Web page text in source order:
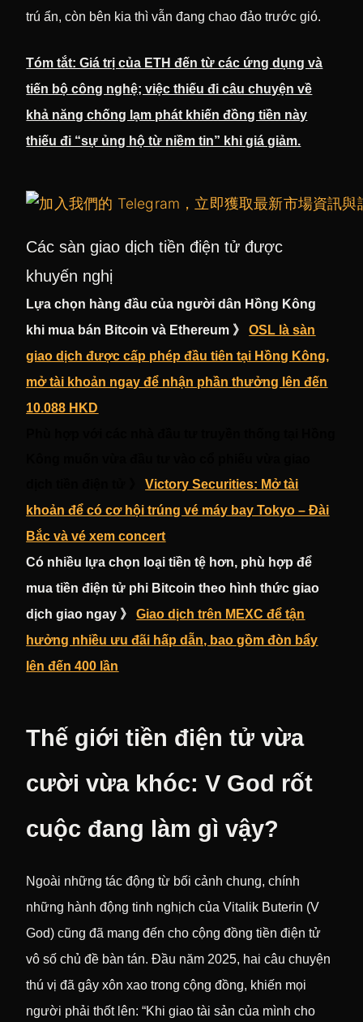
trú ẩn, còn bên kia thì vẫn đang chao đảo trước gió.
Tóm tắt: Giá trị của ETH đến từ các ứng dụng và
tiến bộ công nghệ; việc thiếu đi câu chuyện về
khả năng chống lạm phát khiến đồng tiền này
thiếu đi “sự ủng hộ từ niềm tin” khi giá giảm.
Các sàn giao dịch tiền điện tử được
khuyến nghị
Lựa chọn hàng đầu của người dân Hồng Kông
khi mua bán Bitcoin và Ethereum 》OSL là sàn
giao dịch được cấp phép đầu tiên tại Hồng Kông,
mở tài khoản ngay để nhận phần thưởng lên đến
10.088 HKD
dịch tiền điện tử 》Victory Securities: Mở tài
khoản để có cơ hội trúng vé máy bay Tokyo – Đài
Bắc và vé xem concert
Có nhiều lựa chọn loại tiền tệ hơn, phù hợp để
mua tiền điện tử phi Bitcoin theo hình thức giao
dịch giao ngay 》Giao dịch trên MEXC để tận
hưởng nhiều ưu đãi hấp dẫn, bao gồm đòn bẩy
lên đến 400 lần
Thế giới tiền điện tử vừa
cười vừa khóc: V God rốt
cuộc đang làm gì vậy?
Ngoài những tác động từ bối cảnh chung, chính
những hành động tinh nghịch của Vitalik Buterin (V
God) cũng đã mang đến cho cộng đồng tiền điện tử
vô số chủ đề bàn tán. Đầu năm 2025, hai câu chuyện
thú vị đã gây xôn xao trong cộng đồng, khiến mọi
người phải thốt lên: “Khi giao tài sản của mình cho